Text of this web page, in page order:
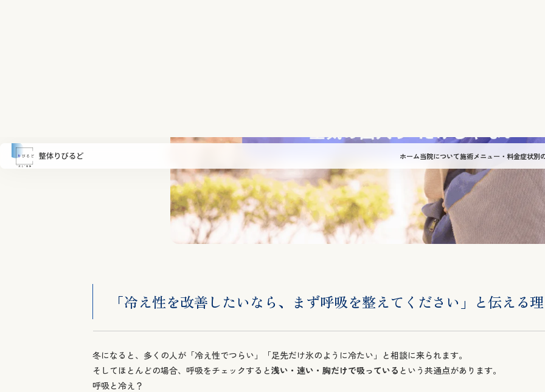
「冷え性を改善したいなら、まず呼吸を整えてください」と伝える
冬になると、多くの人が「冷え性でつらい」「足先だけ氷のように冷たい」と相談に来られます。
そしてほとんどの場合、呼吸をチェックすると浅い・速い・胸だけで吸っている という共通点があります。
呼吸と冷え？